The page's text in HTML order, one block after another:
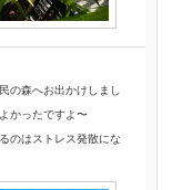
の森へお出かけしまし
かったですよ〜
のはストレス発散にな